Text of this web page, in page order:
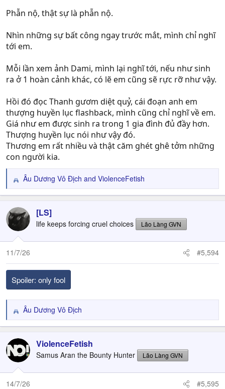
Phẫn nộ, thật sự là phẫn nộ.
Nhìn những sự bất công ngay trước mắt, mình chỉ nghĩ
tới em.
Mỗi lần xem ảnh Dami, mình lại nghĩ tới, nếu như sinh
ra ở 1 hoàn cảnh khác, có lẽ em cũng sẽ rực rỡ như vậy.
Hồi đó đọc Thanh gươm diệt quỷ, cái đoạn anh em
thượng huyền lục flashback, mình cũng chỉ nghĩ về em.
Giá như em được sinh ra trong 1 gia đình đủ đầy hơn.
Thượng huyền lục nói như vậy đó.
Thương em rất nhiều và thật căm ghét ghê tởm những
con người kia.
R
e
c
t
i
o
n
:
Âu Dương Vô Địch and ViolenceFetish
[LS]
life keeps forcing cruel choices Lão Làng GVN
11/7/26 #5,594
Spoiler: only fool
R
e
c
t
i
o
n
Âu Dương Vô Địch
ViolenceFetish
Samus Aran the Bounty Hunter Lão Làng GVN
14/7/26 #5,595